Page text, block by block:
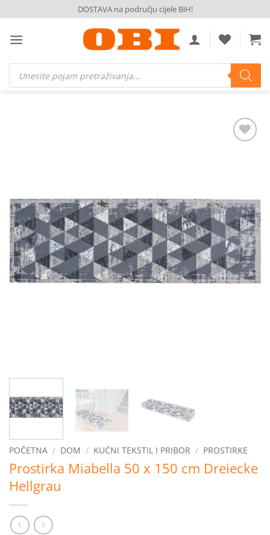
to
content
DOSTAVA na području cijele BiH!
Products
search
POČETNA / DOM / KUĆNI TEKSTIL I PRIBOR / PROSTIRKE
Prostirka Miabella 50 x 150 cm Dreiecke
Hellgrau